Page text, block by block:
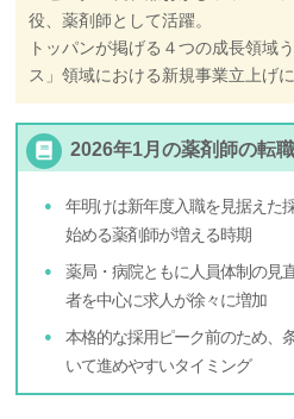
役、薬剤師として活躍。
トッパンが掲げる４つの成長領域
ス」領域における新規事業立上げ
2026年1月の薬剤師の転
年明けは新年度入職を見据えた
始める薬剤師が増える時期
薬局・病院ともに人員体制の見
者を中心に求人が徐々に増加
本格的な採用ピーク前のため、
いて進めやすいタイミング